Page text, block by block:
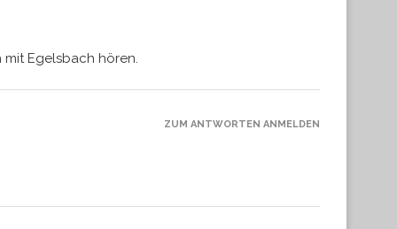
Egelsbach hören.
ZUM ANTWORTEN ANMELDEN